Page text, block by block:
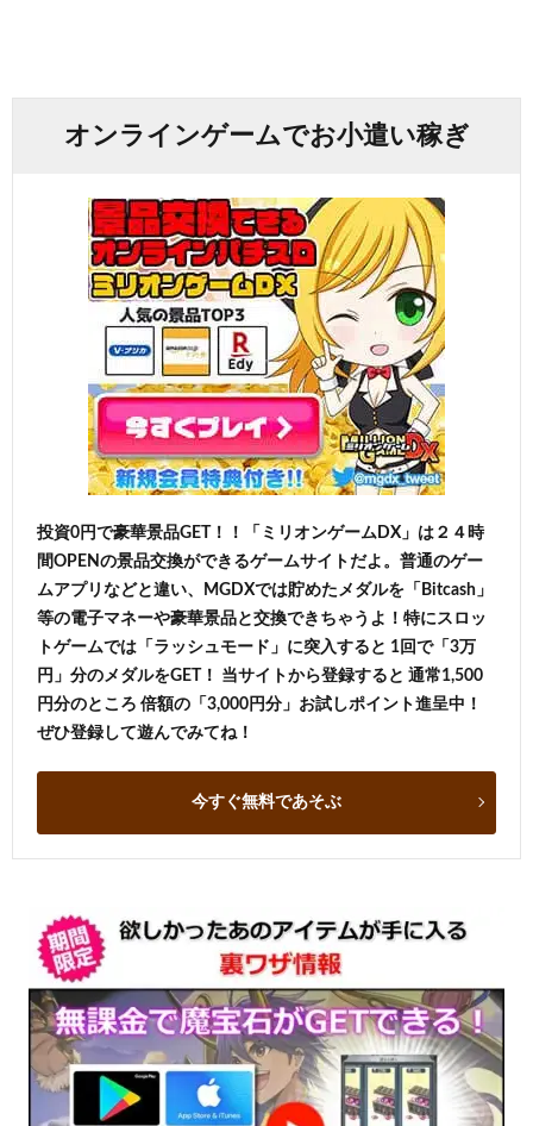
オンラインゲームでお小遣い稼ぎ
投資0円で豪華景品GET！！「ミリオンゲームDX」は２４時
間OPENの景品交換ができるゲームサイトだよ。普通のゲー
ムアプリなどと違い、MGDXでは貯めたメダルを「Bitcash」
等の電子マネーや豪華景品と交換できちゃうよ！特にスロッ
トゲームでは「ラッシュモード」に突入すると 1回で「3万
円」分のメダルをGET！ 当サイトから登録すると 通常1,500
円分のところ 倍額の「3,000円分」お試しポイント進呈中！
ぜひ登録して遊んでみてね！
今すぐ無料であそぶ